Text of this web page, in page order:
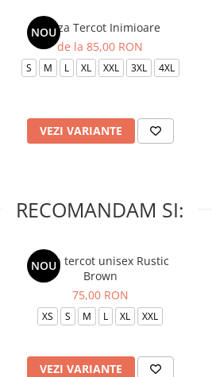
NOU
Bluza Tercot Inimioare
de la 85,00 RON
S M L XL XXL 3XL 4XL
VEZI VARIANTE
RECOMANDAM SI:
NOU
Bluza tercot unisex Rustic
Brown
75,00 RON
XS S M L XL XXL
VEZI VARIANTE